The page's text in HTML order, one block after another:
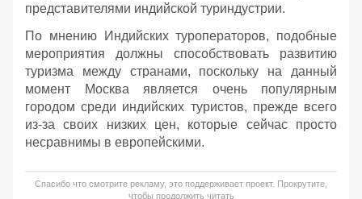
представителями индийской туриндустрии.
По мнению Индийских туроператоров, подобные
мероприятия должны способствовать развитию
туризма между странами, поскольку на данный
момент Москва является очень популярным
городом среди индийских туристов, прежде всего
из-за своих низких цен, которые сейчас просто
несравнимы в европейскими.
Спасибо что смотрите рекламу, это поддерживает проект. Прокрутите,
чтобы продолжить читать